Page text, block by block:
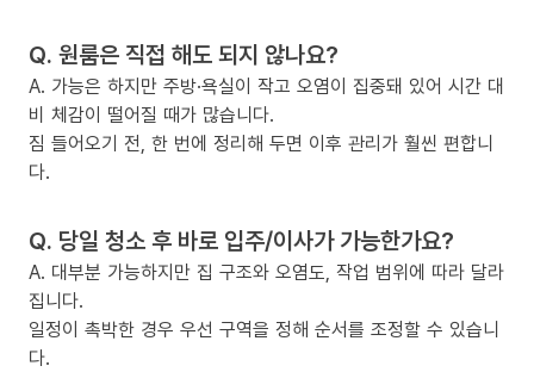
Q. 원룸은 직접 해도 되지 않나요?
A. 가능은 하지만 주방·욕실이 작고 오염이 집중돼 있어 시간 대
비 체감이 떨어질 때가 많습니다.
짐 들어오기 전, 한 번에 정리해 두면 이후 관리가 훨씬 편합니
다.
Q. 당일 청소 후 바로 입주/이사가 가능한가요?
A. 대부분 가능하지만 집 구조와 오염도, 작업 범위에 따라 달라
집니다.
일정이 촉박한 경우 우선 구역을 정해 순서를 조정할 수 있습니
다.